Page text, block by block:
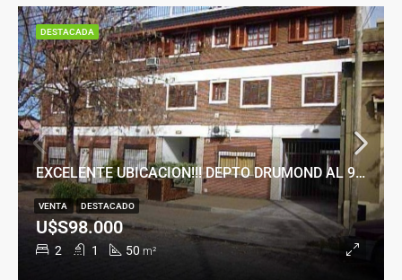
EXCELENTE UBICACION!!! DEPTO DRUMOND AL 900
2 1 50 m²
U$S98.000
VENTA DESTACADO
DESTACADA